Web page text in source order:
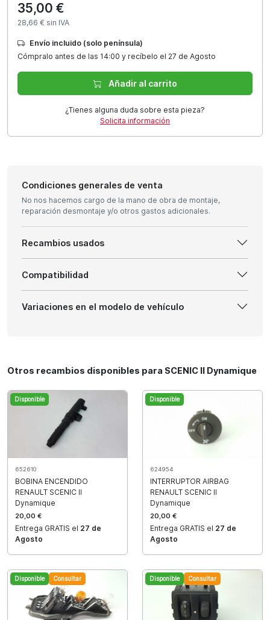
35,00 €
28,66 € sin IVA
Envío incluido (solo península)
Cómpralo antes de las 14:00 y recíbelo el 27 de Agosto
Añadir al carrito
¿Tienes alguna duda sobre esta pieza?
Solicita información
Condiciones generales de venta
No nos hacemos cargo de la mano de obra de montaje,
reparación desmontaje y/o otros gastos adicionales.
Recambios usados
Compatibilidad
Variaciones en el modelo de vehículo
Otros recambios disponibles para SCENIC II Dynamique
Disponible
652610
BOBINA ENCENDIDO
RENAULT SCENIC II
Dynamique
20,00 €
Entrega GRATIS el 27 de
Agosto
Disponible
624954
INTERRUPTOR AIRBAG
RENAULT SCENIC II
Dynamique
20,00 €
Entrega GRATIS el 27 de
Agosto
Disponible Consultar Disponible Consultar